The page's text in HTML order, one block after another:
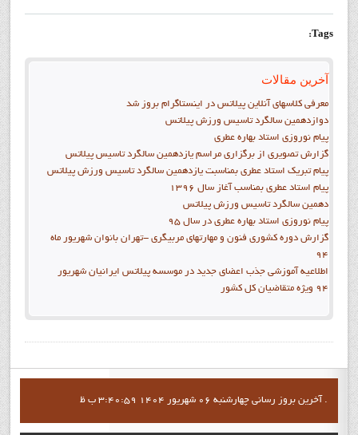
Tags:
آخرین مقالات
معرفی کلاسهای آنلاین پیلاتس در اینستاگرام بروز شد
دوازدهمين سالگرد تاسيس ورزش پيلاتس
پيام نوروزي استاد بهاره عطري
گزارش تصويري از برگزاري مراسم يازدهمين سالگرد تاسيس پيلاتس
پيام تبريک استاد عطري بمناسبت يازدهمين سالگرد تاسيس ورزش پيلاتس
پيام استاد عطري بمناسب آغاز سال 1396
دهمين سالگرد تاسيس ورزش پيلاتس
پيام نوروزي استاد بهاره عطري در سال 95
گزارش دوره کشوري فنون و مهارتهاي مربيگري -تهران بانوان شهريور ماه
94
اطلاعيه آموزشي جذب اعضاي جديد در موسسه پيلاتس ايرانيان شهريور
94 ويژه متقاضيان کل کشور
آخرين بروز رساني چهارشنبه 06 شهریور 1404 3:40:59 ب ظ .